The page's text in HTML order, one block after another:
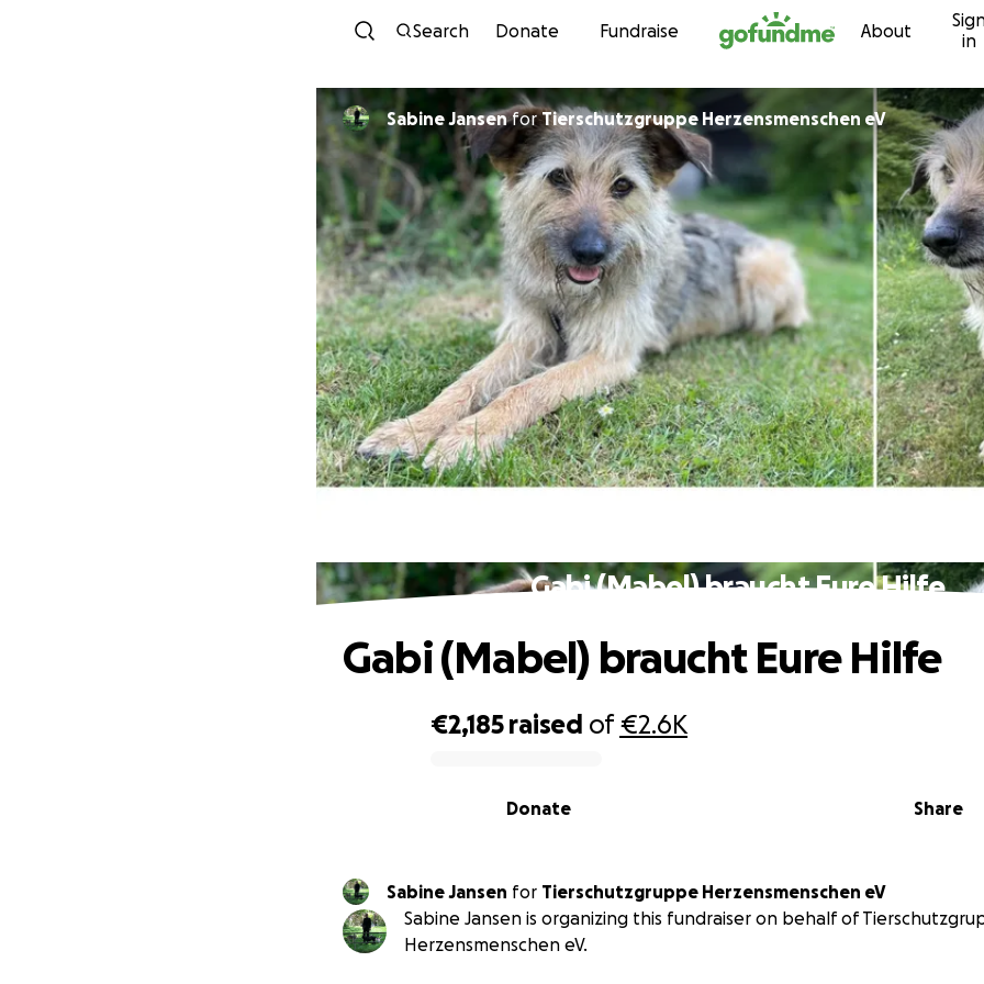
Skip to content
Search Donate Fundraise About
in
Sabine Jansenfor Tierschutzgruppe Herzensmenschen eV
Gabi (Mabel) braucht Eure Hilfe
€2,185 raised of€2.6K
Share
Donate
Gabi (Mabel) braucht Eure Hilfe
Sabine Jansen for
Tierschutzgruppe Herzensmenschen eV
Sabine Jansen is organizing this fundraiser on behalf of
Herzensmenschen eV.